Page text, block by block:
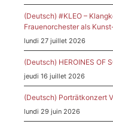
(Deutsch) #KLEO –
Frauenorchester als
lundi 27 juillet 2026
(Deutsch) HEROINES OF
jeudi 16 juillet 2026
(Deutsch) Porträtkonzert
lundi 29 juin 2026